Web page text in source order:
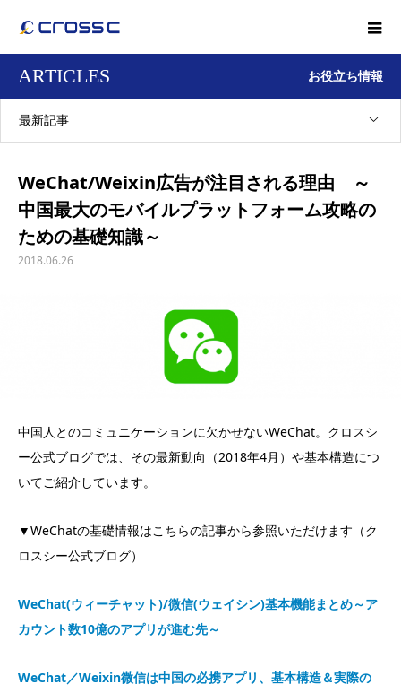
ARTICLES お役立ち情報
最新記事
WeChat/Weixin広告が注目される理由 ～
中国最大のモバイルプラットフォーム攻略の
ための基礎知識～
2018.06.26
中国人とのコミュニケーションに欠かせないWeChat。クロスシ
ー公式ブログでは、その最新動向（2018年4月）や基本構造につ
いてご紹介しています。
▼WeChatの基礎情報はこちらの記事から参照いただけます（ク
ロスシー公式ブログ）
WeChat(ウィーチャット)/微信(ウェイシン)基本機能まとめ～ア
カウント数10億のアプリが進む先～
WeChat／Weixin微信は中国の必携アプリ、基本構造＆実際の